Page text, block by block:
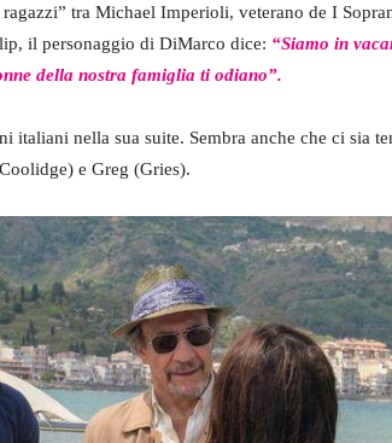
tra Michael Imperioli, veterano de I
il personaggio di DiMarco dice: “Siamo in
della nostra famiglia ti odiano”.
nella sua suite. Sembra anche che ci sia
e Greg (Gries).